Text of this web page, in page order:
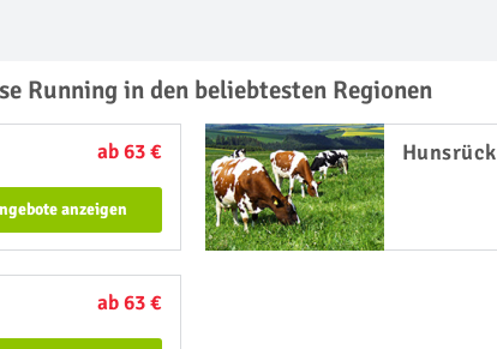
Running in den beliebtesten Regionen
ab 63 €
anzeigen
Hunsrück
ab 63 €